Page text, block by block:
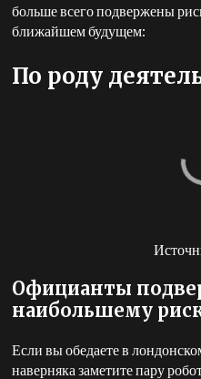
больше всего подвержены
ближайшем будущем:
По роду
Официанты
наибольшему
Если вы обедаете в
наверняка заметите пару